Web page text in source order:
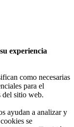
experiencia
como necesarias
para el
del sitio web.
ayudan a analizar y
se